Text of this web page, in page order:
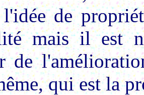
de
mais il est
de
qui est la